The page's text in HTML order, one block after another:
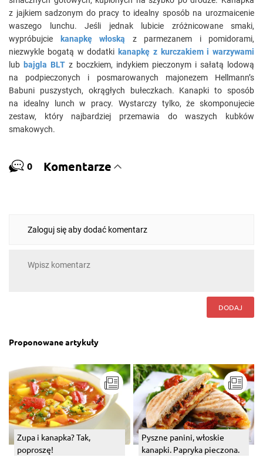
z jajkiem sadzonym do pracy to idealny sposób na urozmaicenie
waszego lunchu. Jeśli jednak lubicie zróżnicowane smaki,
wypróbujcie
kanapkę włoską z parmezanem i pomidorami,
niezwykle bogatą w dodatki kanapkę z kurczakiem i warzywami
lub bajgla BLT z boczkiem, indykiem pieczonym i sałatą lodową
na podpieczonych i posmarowanych majonezem Hellmann’s
Babuni puszystych, okrągłych bułeczkach. Kanapki to sposób
na idealny lunch w pracy. Wystarczy tylko, że skomponujecie
zestaw, który najbardziej przemawia do waszych kubków
smakowych.
0 Komentarze
Zaloguj się aby dodać komentarz
DODAJ
Proponowane artykuły
Zupa i kanapka? Tak,
poproszę!
Pyszne panini, włoskie
kanapki. Papryka pieczona.